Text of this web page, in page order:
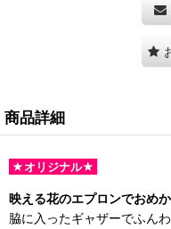
商品詳細
★オリジナル★
映える花のエプロンでおめ
脇に入ったギャザーでふん